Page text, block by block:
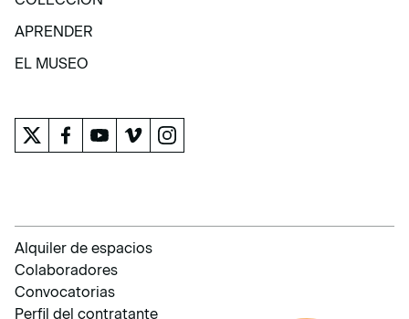
COLECCIÓN
APRENDER
APRENDER
EL MUSEO
Alquiler de espacios
Colaboradores
Convocatorias
Perfil del contratante